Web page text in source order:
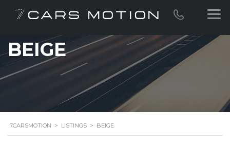
BEIGE
7CARSMOTION > LISTINGS > BEIGE